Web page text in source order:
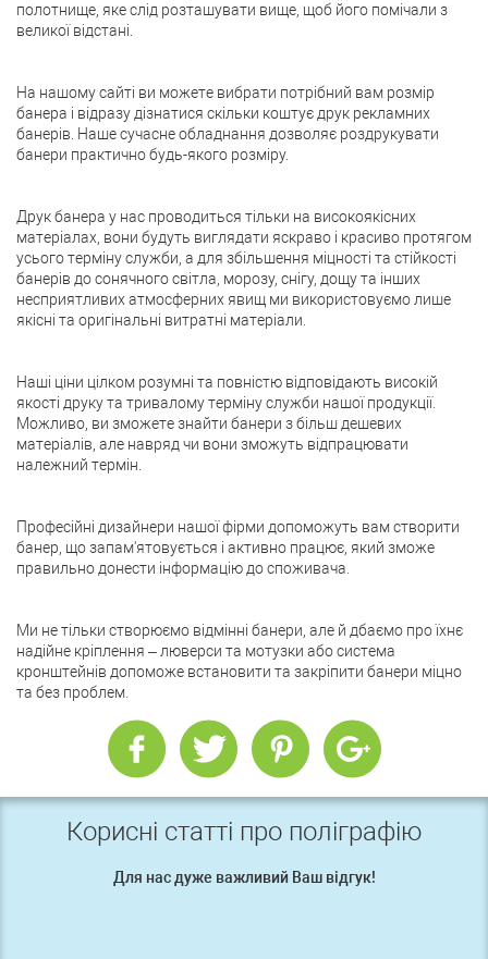
полотнище, яке слід розташувати вище, щоб його помічали з
великої відстані.
На нашому сайті ви можете вибрати потрібний вам розмір
банера і відразу дізнатися скільки коштує друк рекламних
банерів. Наше сучасне обладнання дозволяє роздрукувати
банери практично будь-якого розміру.
Друк банера у нас проводиться тільки на високоякісних
матеріалах, вони будуть виглядати яскраво і красиво протягом
усього терміну служби, а для збільшення міцності та стійкості
банерів до сонячного світла, морозу, снігу, дощу та інших
несприятливих атмосферних явищ ми використовуємо лише
якісні та оригінальні витратні матеріали.
Наші ціни цілком розумні та повністю відповідають високій
якості друку та тривалому терміну служби нашої продукції.
Можливо, ви зможете знайти банери з більш дешевих
матеріалів, але навряд чи вони зможуть відпрацювати
належний термін.
Професійні дизайнери нашої фірми допоможуть вам створити
банер, що запам'ятовується і активно працює, який зможе
правильно донести інформацію до споживача.
Ми не тільки створюємо відмінні банери, але й дбаємо про їхнє
надійне кріплення – люверси та мотузки або система
кронштейнів допоможе встановити та закріпити банери міцно
та без проблем.
Корисні статті про поліграфію
Для нас дуже важливий Ваш відгук!